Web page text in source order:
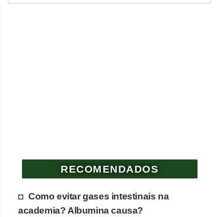
RECOMENDADOS
Como evitar gases intestinais na
academia? Albumina causa?